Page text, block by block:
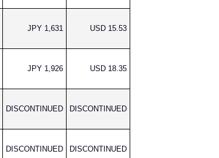
JPY 1,631 USD 15.53
JPY 1,926 USD 18.35
DISCONTINUED DISCONTINUED
DISCONTINUED DISCONTINUED